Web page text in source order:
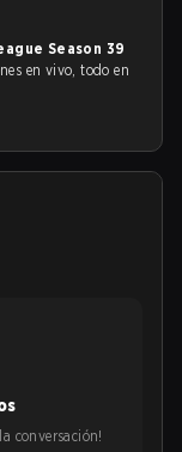
Season 39
en vivo, todo en
conversación!